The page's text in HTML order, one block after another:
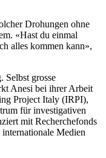
Drohungen ohne
«Hast du einmal
alles kommen kann»,
Selbst grosse
Anesi bei ihrer Arbeit
Project Italy (IRPI),
für investigativen
mit Recherchefonds
internationale Medien